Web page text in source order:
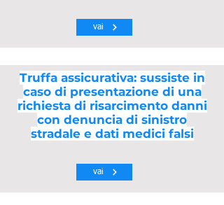
vai
Truffa assicurativa: sussiste in
caso di presentazione di una
richiesta di risarcimento danni
con denuncia di sinistro
stradale e dati medici falsi
vai